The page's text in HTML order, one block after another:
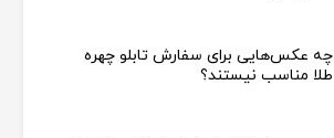
چه عکس‌هایی برای سفارش تابلو چهره
طلا مناسب نیستند؟